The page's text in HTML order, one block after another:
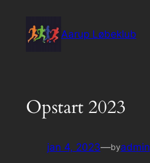
indhold
Aarup Løbeklub
Opstart 2023
jan 4, 2023—byadmin